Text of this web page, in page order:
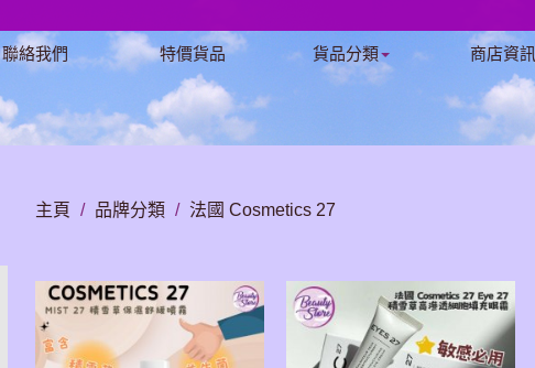
聯絡我們 特價貨品 貨品分類 商店資訊
主頁 / 品牌分類 / 法國 Cosmetics 27